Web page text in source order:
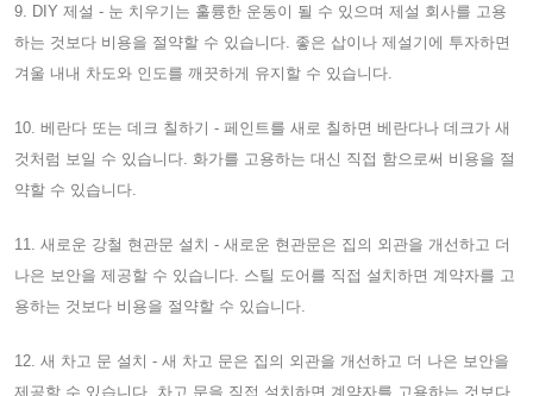
9. DIY 제설 - 눈 치우기는 훌륭한 운동이 될 수 있으며 제설 회사를 고용
하는 것보다 비용을 절약할 수 있습니다. 좋은 삽이나 제설기에 투자하면
겨울 내내 차도와 인도를 깨끗하게 유지할 수 있습니다.
10. 베란다 또는 데크 칠하기 - 페인트를 새로 칠하면 베란다나 데크가 새
것처럼 보일 수 있습니다. 화가를 고용하는 대신 직접 함으로써 비용을 절
약할 수 있습니다.
11. 새로운 강철 현관문 설치 - 새로운 현관문은 집의 외관을 개선하고 더
나은 보안을 제공할 수 있습니다. 스틸 도어를 직접 설치하면 계약자를 고
용하는 것보다 비용을 절약할 수 있습니다.
12. 새 차고 문 설치 - 새 차고 문은 집의 외관을 개선하고 더 나은 보안을
제공할 수 있습니다. 차고 문을 직접 설치하면 계약자를 고용하는 것보다